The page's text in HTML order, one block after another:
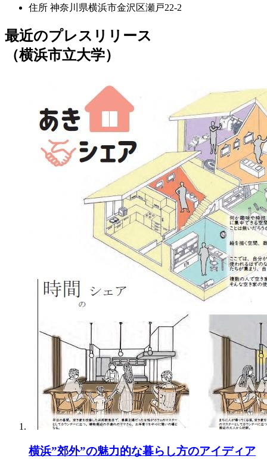
住所 神奈川県横浜市金沢区瀬戸22-2
最近のプレスリリース
（横浜市立大学）
横浜”郊外”の魅力的な暮らし方のアイディア